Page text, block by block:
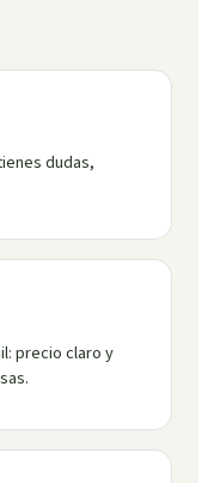
dudas,
precio claro y